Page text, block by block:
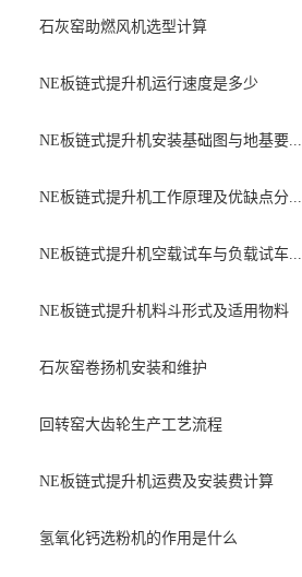
石灰窑助燃风机选型计算
NE板链式提升机运行速度是多少
NE板链式提升机安装基础图与地基要...
NE板链式提升机工作原理及优缺点分...
NE板链式提升机空载试车与负载试车...
NE板链式提升机料斗形式及适用物料
石灰窑卷扬机安装和维护
回转窑大齿轮生产工艺流程
NE板链式提升机运费及安装费计算
氢氧化钙选粉机的作用是什么